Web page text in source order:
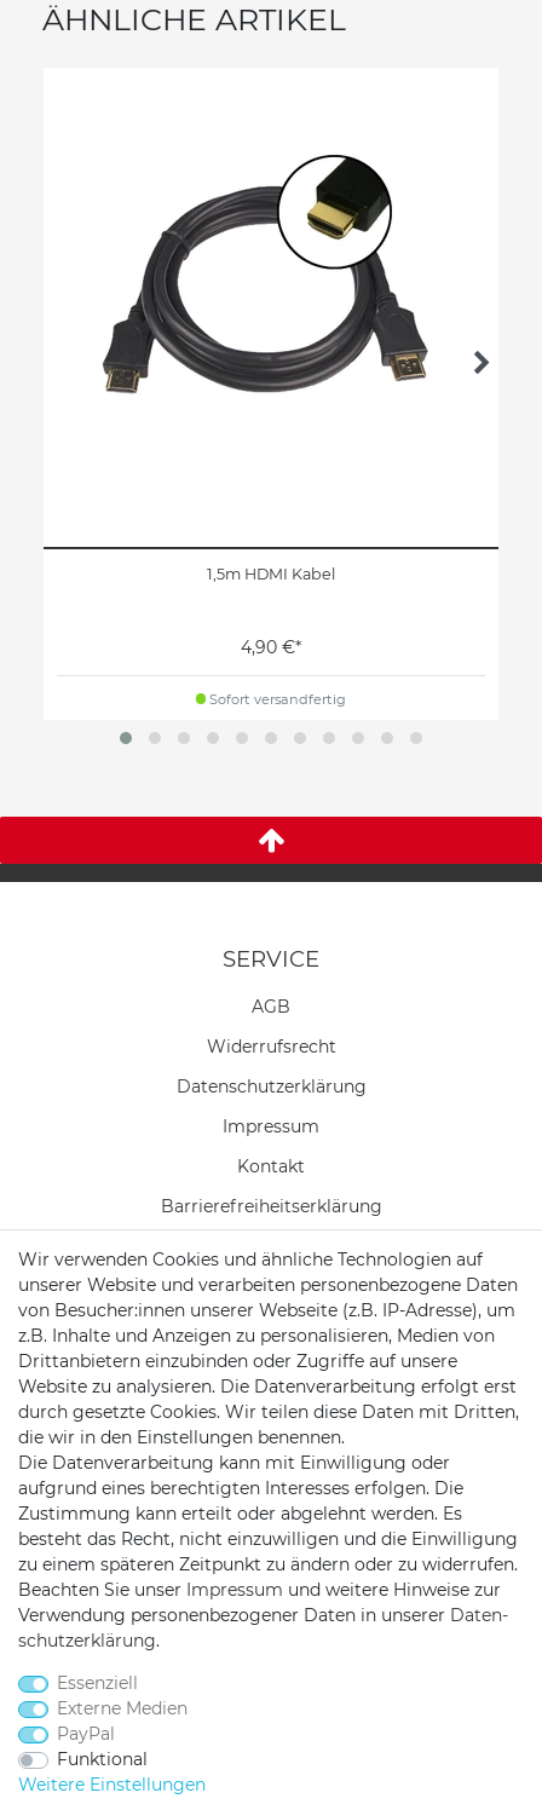
ÄHNLICHE ARTIKEL
1,5m HDMI Kabel
4,90 €*
Sofort versandfertig
SERVICE
AGB
Widerrufs­recht
Daten­schutz­erklärung
Impressum
Kontakt
Barrierefreiheitserklärung
Vertrag widerrufen
Batterieentsorgung
Versand/ Zahlung
KONTAKT
Telefon:0451/29360810
Mail:info@netshop25.de
Auf der Wasch 6
Wir verwenden Cookies und ähnliche Technologien auf
unserer Website und verarbeiten personenbezogene Daten
von Besucher:innen unserer Webseite (z.B. IP-Adresse), um
z.B. Inhalte und Anzeigen zu personalisieren, Medien von
Drittanbietern einzubinden oder Zugriffe auf unsere
Website zu analysieren. Die Datenverarbeitung erfolgt erst
durch gesetzte Cookies. Wir teilen diese Daten mit Dritten,
die wir in den Einstellungen benennen.
Die Datenverarbeitung kann mit Einwilligung oder
aufgrund eines berechtigten Interesses erfolgen. Die
Zustimmung kann erteilt oder abgelehnt werden. Es
besteht das Recht, nicht einzuwilligen und die Einwilligung
zu einem späteren Zeitpunkt zu ändern oder zu widerrufen.
Beachten Sie unser Impressum und weitere Hinweise zur
Verwendung personenbezogener Daten in unserer Daten­
schutz­erklärung.
Essenziell
Externe Medien
PayPal
Funktional
Weitere Einstellungen